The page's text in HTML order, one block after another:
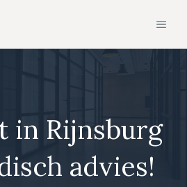
in Rijnsburg
advies!